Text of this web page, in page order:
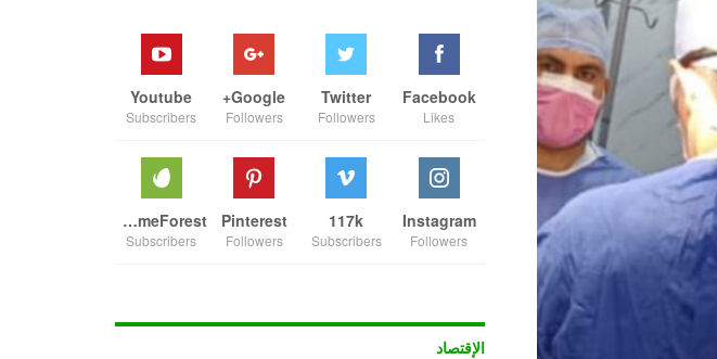
Facebook
Likes
Twitter
Followers
Google+
Followers
Youtube
Subscribers
Instagram
Followers
117k
Subscribers
Pinterest
Followers
ThemeForest
Subscribers
الإقتصاد